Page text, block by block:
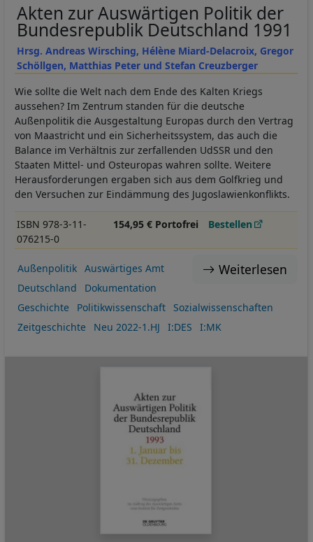
Hrsg. Andreas Wirsching, Hélène Miard-Delacroix, Gregor
Schöllgen, Matthias Peter und Stefan Creuzberger
Akten zur Auswärtigen Politik der
Bundesrepublik Deutschland 1991
Wie sollte die Welt nach dem Ende des Kalten Kriegs
aussehen? Im Zentrum standen für die deutsche
Außenpolitik die Ausgestaltung Europas durch den Vertrag
von Maastricht und ein Sicherheitssystem, das auch die
Balance im Verhältnis zur zerfallenden UdSSR und den
Staaten Mittel- und Osteuropas wahren sollte. Weitere
Herausforderungen ergaben sich aus dem Golfkrieg und
den Versuchen zur Eindämmung des Jugoslawienkonflikts.
ISBN 978-3-11-
076215-0
154,95 € Portofrei Bestellen
Weiterlesen
Außenpolitik
Auswärtiges Amt
Deutschland
Dokumentation
Geschichte
Politikwissenschaft
Sozialwissenschaften
Zeitgeschichte
Neu 2022-1.HJ I:DES I:MK